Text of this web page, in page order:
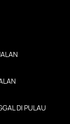
DI PULAU